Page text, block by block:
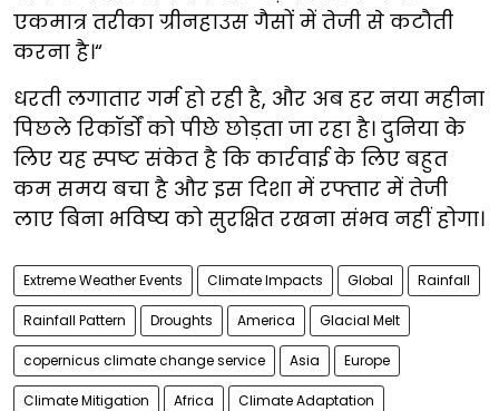
एकमात्र तरीका ग्रीनहाउस गैसों में तेजी से कटौती
करना है।“
धरती लगातार गर्म हो रही है, और अब हर नया महीना
पिछले रिकॉर्डों को पीछे छोड़ता जा रहा है। दुनिया के
लिए यह स्पष्ट संकेत है कि कार्रवाई के लिए बहुत
कम समय बचा है और इस दिशा में रफ्तार में तेजी
लाए बिना भविष्य को सुरक्षित रखना संभव नहीं होगा।
Extreme Weather Events Climate Impacts Global Rainfall
Rainfall Pattern Droughts America Glacial Melt
copernicus climate change service Asia Europe
Climate Mitigation Africa Climate Adaptation